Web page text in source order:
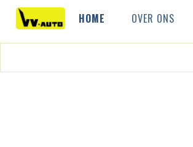
HOME OVER ONS